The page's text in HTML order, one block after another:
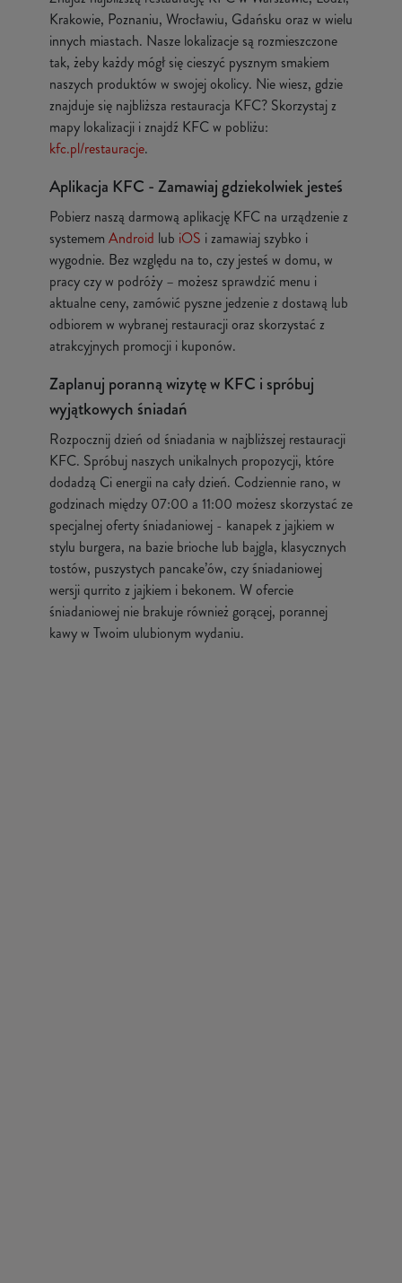
Krakowie, Poznaniu, Wrocławiu, Gdańsku oraz w wielu
innych miastach. Nasze lokalizacje są rozmieszczone
tak, żeby każdy mógł się cieszyć pysznym smakiem
naszych produktów w swojej okolicy. Nie wiesz, gdzie
znajduje się najbliższa restauracja KFC? Skorzystaj z
mapy lokalizacji i znajdź KFC w pobliżu:
kfc.pl/restauracje.
Aplikacja KFC - Zamawiaj gdziekolwiek jesteś
Pobierz naszą darmową aplikację KFC na urządzenie z
systemem Android lub iOS i zamawiaj szybko i
wygodnie. Bez względu na to, czy jesteś w domu, w
pracy czy w podróży – możesz sprawdzić menu i
aktualne ceny, zamówić pyszne jedzenie z dostawą lub
odbiorem w wybranej restauracji oraz skorzystać z
atrakcyjnych promocji i kuponów.
Zaplanuj poranną wizytę w KFC i spróbuj
wyjątkowych śniadań
Rozpocznij dzień od śniadania w najbliższej restauracji
KFC. Spróbuj naszych unikalnych propozycji, które
dodadzą Ci energii na cały dzień. Codziennie rano, w
godzinach między 07:00 a 11:00 możesz skorzystać ze
specjalnej oferty śniadaniowej - kanapek z jajkiem w
stylu burgera, na bazie brioche lub bajgla, klasycznych
tostów, puszystych pancake’ów, czy śniadaniowej
wersji qurrito z jajkiem i bekonem. W ofercie
śniadaniowej nie brakuje również gorącej, porannej
kawy w Twoim ulubionym wydaniu.